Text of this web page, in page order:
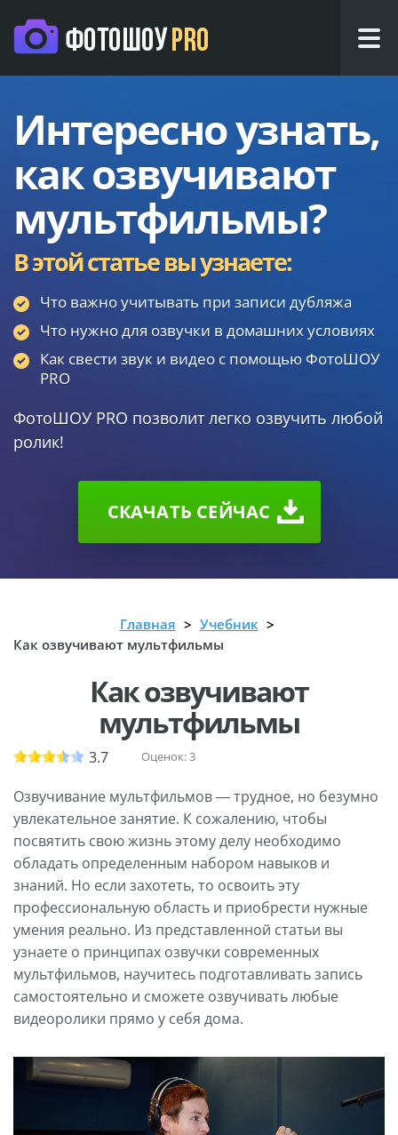
Интересно узнать,
как озвучивают
мультфильмы?
В этой статье вы узнаете:
Что важно учитывать при записи дубляжа
Что нужно для озвучки в домашних условиях
Как свести звук и видео с помощью ФотоШОУ
PRO
ФотоШОУ PRO позволит легко озвучить любой
ролик!
СКАЧАТЬ CEЙЧАС
Главная
Учебник
Как озвучивают мультфильмы
Как озвучивают
мультфильмы
3.7 Оценок:3
Озвучивание мультфильмов — трудное, но безумно
увлекательное занятие. К сожалению, чтобы
посвятить свою жизнь этому делу необходимо
обладать определенным набором навыков и
знаний. Но если захотеть, то освоить эту
профессиональную область и приобрести нужные
умения реально. Из представленной статьи вы
узнаете о принципах озвучки современных
мультфильмов, научитесь подготавливать запись
самостоятельно и сможете озвучивать любые
видеоролики прямо у себя дома.